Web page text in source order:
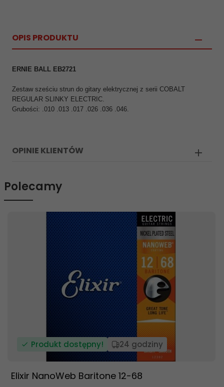
OPIS PRODUKTU
ERNIE BALL EB2721
Zestaw sześciu strun do gitary elektrycznej z serii COBALT
REGULAR SLINKY ELECTRIC.
Grubości: .010 .013 .017 .026 .036 .046.
OPINIE KLIENTÓW
Polecamy
Produkt dostępny! 24 godziny
Elixir NanoWeb Baritone 12-68